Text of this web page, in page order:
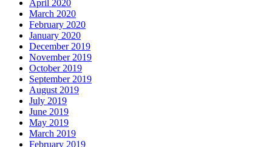
April 2020
March 2020
February 2020
January 2020
December 2019
November 2019
October 2019
September 2019
August 2019
July 2019
June 2019
May 2019
March 2019
February 2019